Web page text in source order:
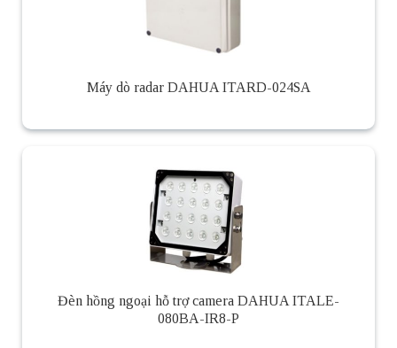
Máy dò radar DAHUA ITARD-024SA
Đèn hồng ngoại hỗ trợ camera DAHUA ITALE-
080BA-IR8-P